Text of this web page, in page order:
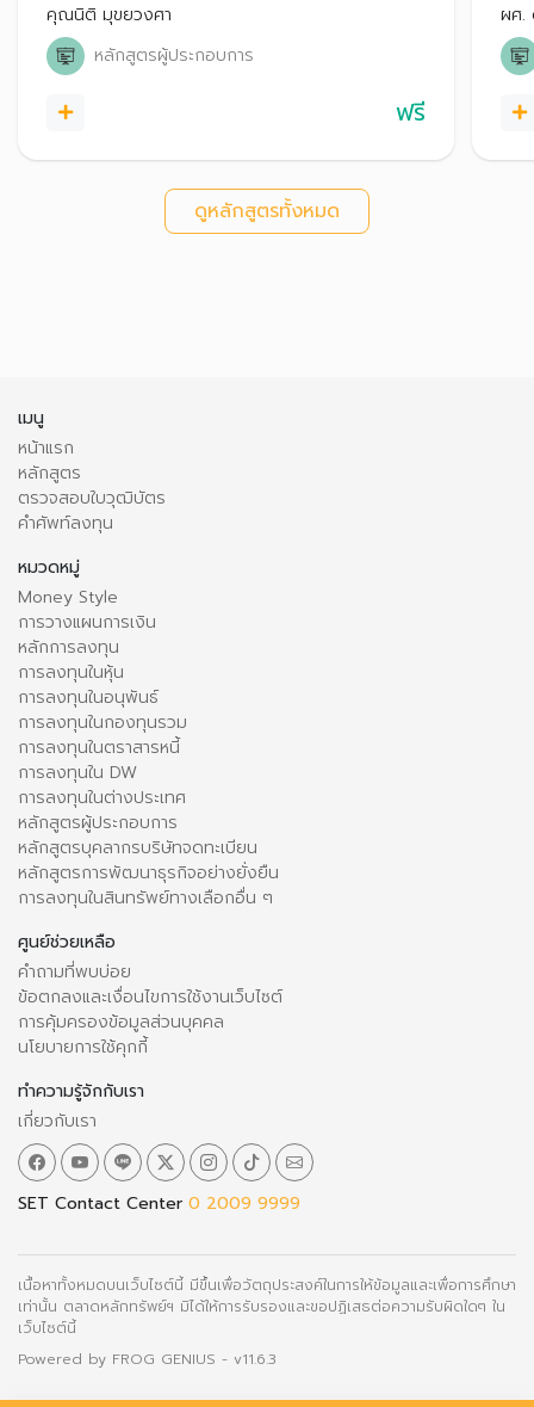
คุณนิติ มุขยวงศา
หลักสูตรผู้ประกอบการ
ฟรี
ผศ.
ดูหลักสูตรทั้งหมด
เมนู
หน้าแรก
หลักสูตร
ตรวจสอบใบวุฒิบัตร
คำศัพท์ลงทุน
หมวดหมู่
Money Style
การวางแผนการเงิน
หลักการลงทุน
การลงทุนในหุ้น
การลงทุนในอนุพันธ์
การลงทุนในกองทุนรวม
การลงทุนในตราสารหนี้
การลงทุนใน DW
การลงทุนในต่างประเทศ
หลักสูตรผู้ประกอบการ
หลักสูตรบุคลากรบริษัทจดทะเบียน
หลักสูตรการพัฒนาธุรกิจอย่างยั่งยืน
การลงทุนในสินทรัพย์ทางเลือกอื่น ๆ
ศูนย์ช่วยเหลือ
คำถามที่พบบ่อย
ข้อตกลงและเงื่อนไขการใช้งานเว็บไซต์
การคุ้มครองข้อมูลส่วนบุคคล
นโยบายการใช้คุกกี้
ทำความรู้จักกับเรา
เกี่ยวกับเรา
SET Contact Center 0 2009 9999
เนื้อหาทั้งหมดบนเว็บไซต์นี้ มีขึ้นเพื่อวัตถุประสงค์ในการให้ข้อมูลและเพื่อการศึกษา
เท่านั้น ตลาดหลักทรัพย์ฯ มิได้ให้การรับรองและขอปฏิเสธต่อความรับผิดใดๆ ใน
เว็บไซต์นี้
Powered by FROG GENIUS - v11.6.3